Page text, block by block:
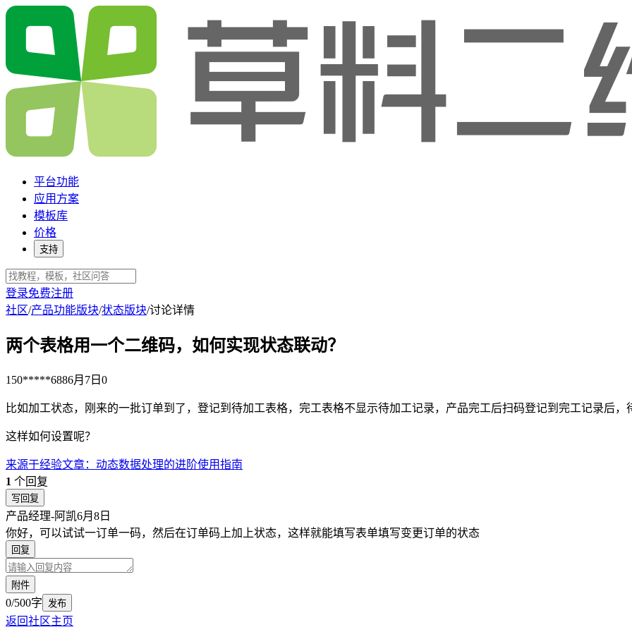
平台功能
应用方案
模板库
价格
支持
登录免费注册
社区/产品功能版块/状态版块/讨论详情
两个表格用一个二维码，如何实现状态联动？
150*****6886月7日 0
比如加工状态，刚来的一批订单到了，登记到待加工表格，完工表格不显示待加工记录，产品完工后扫码登记到完工记录后，
这样如何设置呢？
来源于经验文章： 动态数据处理的进阶使用指南
1 个回复
写回复
产品经理-阿凯6月8日
你好，可以试试一订单一码，然后在订单码上加上状态，这样就能填写表单填写变更订单的状态
回复
附件
0/500字 发布
返回社区主页